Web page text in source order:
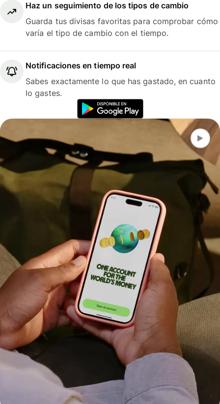
Haz un seguimiento de los tipos de cambio
Guarda tus divisas favoritas para comprobar cómo
varía el tipo de cambio con el tiempo.
Notificaciones en tiempo real
Sabes exactamente lo que has gastado, en cuanto
lo gastes.